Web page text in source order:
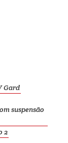
Gard
suspensão
2